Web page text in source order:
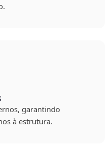
garantindo
à estrutura.